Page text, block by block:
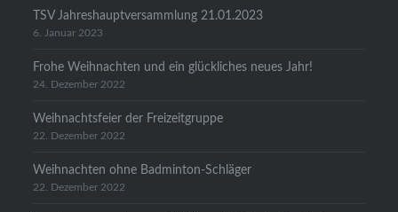
TSV Jahreshauptversammlung 21.01.2023
6. Januar 2023
Frohe Weihnachten und ein glückliches neues Jahr!
24. Dezember 2022
Weihnachtsfeier der Freizeitgruppe
22. Dezember 2022
Weihnachten ohne Badminton-Schläger
22. Dezember 2022